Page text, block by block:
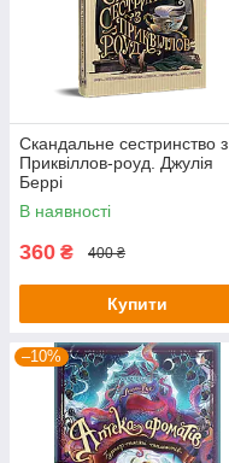
Скандальне сестринство з
Приквіллов-роуд. Джулія
Беррі
В наявності
360 ₴ 400 ₴
Купити
–10%